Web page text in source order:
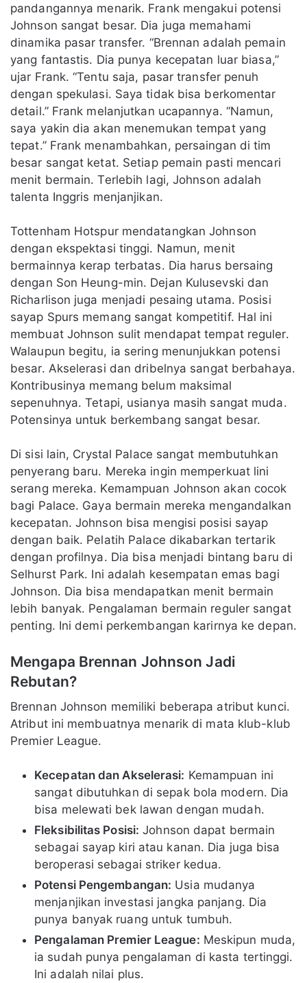
pandangannya menarik. Frank mengakui potensi
Johnson sangat besar. Dia juga memahami
dinamika pasar transfer. “Brennan adalah pemain
yang fantastis. Dia punya kecepatan luar biasa,”
ujar Frank. “Tentu saja, pasar transfer penuh
dengan spekulasi. Saya tidak bisa berkomentar
detail.” Frank melanjutkan ucapannya. “Namun,
saya yakin dia akan menemukan tempat yang
tepat.” Frank menambahkan, persaingan di tim
besar sangat ketat. Setiap pemain pasti mencari
menit bermain. Terlebih lagi, Johnson adalah
talenta Inggris menjanjikan.
Tottenham Hotspur mendatangkan Johnson
dengan ekspektasi tinggi. Namun, menit
bermainnya kerap terbatas. Dia harus bersaing
dengan Son Heung-min. Dejan Kulusevski dan
Richarlison juga menjadi pesaing utama. Posisi
sayap Spurs memang sangat kompetitif. Hal ini
membuat Johnson sulit mendapat tempat reguler.
Walaupun begitu, ia sering menunjukkan potensi
besar. Akselerasi dan dribelnya sangat berbahaya.
Kontribusinya memang belum maksimal
sepenuhnya. Tetapi, usianya masih sangat muda.
Potensinya untuk berkembang sangat besar.
Di sisi lain, Crystal Palace sangat membutuhkan
penyerang baru. Mereka ingin memperkuat lini
serang mereka. Kemampuan Johnson akan cocok
bagi Palace. Gaya bermain mereka mengandalkan
kecepatan. Johnson bisa mengisi posisi sayap
dengan baik. Pelatih Palace dikabarkan tertarik
dengan profilnya. Dia bisa menjadi bintang baru di
Selhurst Park. Ini adalah kesempatan emas bagi
Johnson. Dia bisa mendapatkan menit bermain
lebih banyak. Pengalaman bermain reguler sangat
penting. Ini demi perkembangan karirnya ke depan.
Mengapa Brennan Johnson Jadi
Rebutan?
Brennan Johnson memiliki beberapa atribut kunci.
Atribut ini membuatnya menarik di mata klub-klub
Premier League.
Kecepatan dan Akselerasi: Kemampuan ini
sangat dibutuhkan di sepak bola modern. Dia
bisa melewati bek lawan dengan mudah.
Fleksibilitas Posisi: Johnson dapat bermain
sebagai sayap kiri atau kanan. Dia juga bisa
beroperasi sebagai striker kedua.
Potensi Pengembangan: Usia mudanya
menjanjikan investasi jangka panjang. Dia
punya banyak ruang untuk tumbuh.
Pengalaman Premier League: Meskipun muda,
ia sudah punya pengalaman di kasta tertinggi.
Ini adalah nilai plus.